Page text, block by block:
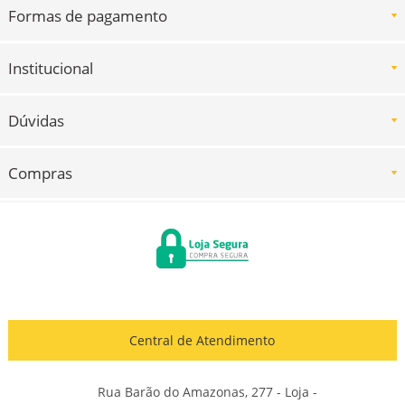
Formas de pagamento
Institucional
Dúvidas
Compras
Central de Atendimento
Rua Barão do Amazonas, 277 - Loja -